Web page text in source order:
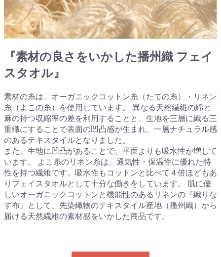
『素材の良さをいかした播州織 フェイ
スタオル』
素材の糸は、オーガニックコットン糸（たての糸）・リネン
糸（よこの糸）を使用しています。 異なる天然繊維の綿と
麻の持つ収縮率の差を利用することと、生地を三層に織る三
重織にすることで表面の凹凸感が生まれ、一層ナチュラル感
のあるテキスタイルとなりました。
また、生地に凹凸があることで、平面よりも吸水性が増して
います。 よこ糸のリネン糸は、通気性・保温性に優れた特
性を持つ繊維です。吸水性もコットンと比べて４倍ほどもあ
りフェイスタオルとして十分な働きをしています。 肌に優
しいオーガニックコットンと機能性のあるリネンの『織りな
す布』として、先染織物のテキスタイル産地（播州織）から
届ける天然繊維の素材感をいかした商品です。